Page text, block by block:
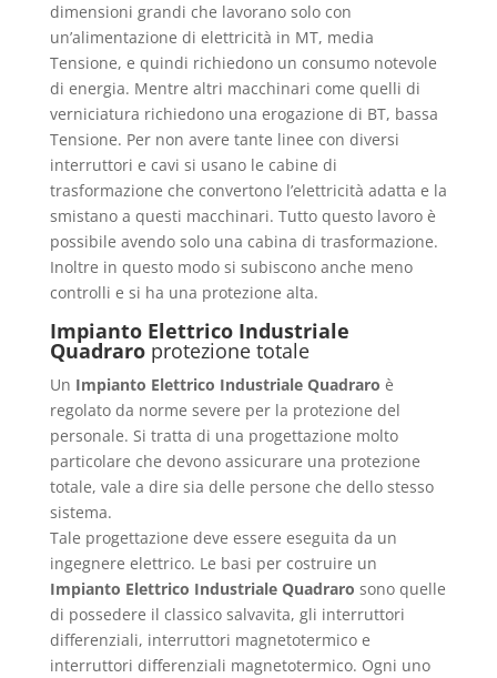
dimensioni grandi che lavorano solo con
un’alimentazione di elettricità in MT, media
Tensione, e quindi richiedono un consumo notevole
di energia. Mentre altri macchinari come quelli di
verniciatura richiedono una erogazione di BT, bassa
Tensione. Per non avere tante linee con diversi
interruttori e cavi si usano le cabine di
trasformazione che convertono l’elettricità adatta e la
smistano a questi macchinari. Tutto questo lavoro è
possibile avendo solo una cabina di trasformazione.
Inoltre in questo modo si subiscono anche meno
controlli e si ha una protezione alta.
Impianto Elettrico Industriale
Quadraroprotezione totale
Un Impianto Elettrico Industriale Quadraro è
regolato da norme severe per la protezione del
personale. Si tratta di una progettazione molto
particolare che devono assicurare una protezione
totale, vale a dire sia delle persone che dello stesso
sistema.
Tale progettazione deve essere eseguita da un
ingegnere elettrico. Le basi per costruire un
Impianto Elettrico Industriale Quadraro sono quelle
di possedere il classico salvavita, gli interruttori
differenziali, interruttori magnetotermico e
interruttori differenziali magnetotermico. Ogni uno